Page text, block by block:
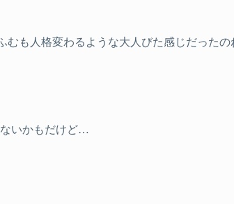
も人格変わるような大人びた感じだったの
いかもだけど…